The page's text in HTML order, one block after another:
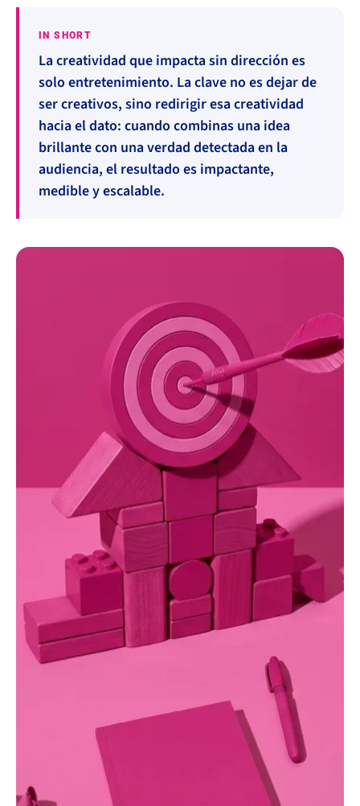
IN SHORT
La creatividad que impacta sin dirección es
solo entretenimiento. La clave no es dejar de
ser creativos, sino redirigir esa creatividad
hacia el dato: cuando combinas una idea
brillante con una verdad detectada en la
audiencia, el resultado es impactante,
medible y escalable.